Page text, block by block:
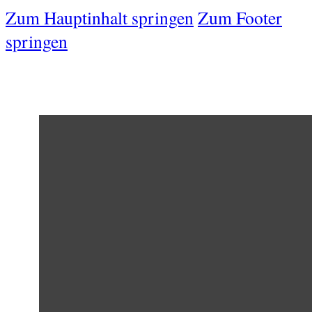
Zum Hauptinhalt springenZum Footer
springen